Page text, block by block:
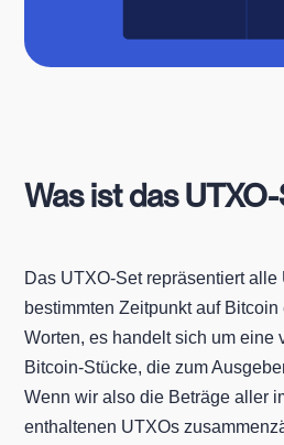
Was ist das
Das UTXO-Set repräsentiert
bestimmten Zeitpunkt auf
Worten, es handelt sich um eine
Bitcoin-Stücke, die zum
Wenn wir also die Beträge aller
enthaltenen UTXOs